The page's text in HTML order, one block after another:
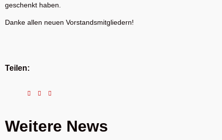
geschenkt haben.
Danke allen neuen Vorstandsmitgliedern!
Teilen:
Weitere News